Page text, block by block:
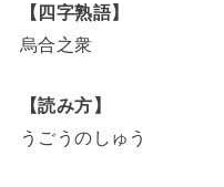
【四字熟語】
烏合之衆
【読み方】
うごうのしゅう